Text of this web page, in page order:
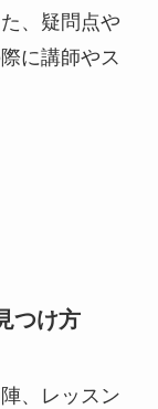
、疑問点や
に講師やス
つけ方
、レッスン